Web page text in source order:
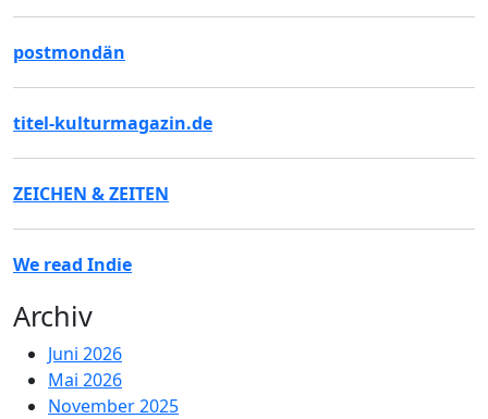
postmondän
titel-kulturmagazin.de
ZEICHEN & ZEITEN
We read Indie
Archiv
Juni 2026
Mai 2026
November 2025